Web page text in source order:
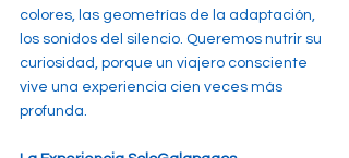
colores, las geometrías de la adaptación,
los sonidos del silencio. Queremos nutrir su
curiosidad, porque un viajero consciente
vive una experiencia cien veces más
profunda.